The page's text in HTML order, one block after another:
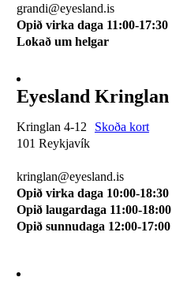
grandi@eyesland.is
Opið virka daga 11:00-17:30
Lokað um helgar
Eyesland Kringlan
Kringlan 4-12
Skoða kort
101 Reykjavík
kringlan@eyesland.is
Opið virka daga 10:00-18:30
Opið laugardaga 11:00-18:00
Opið sunnudaga 12:00-17:00